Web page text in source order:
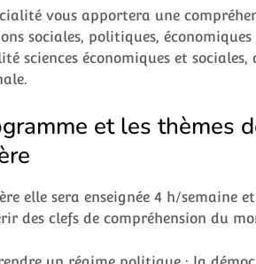
vous apportera une
sociales, politiques,
sciences économiques et
et les thèmes
elle sera enseignée 4 h/semaine
des clefs de compréhension du